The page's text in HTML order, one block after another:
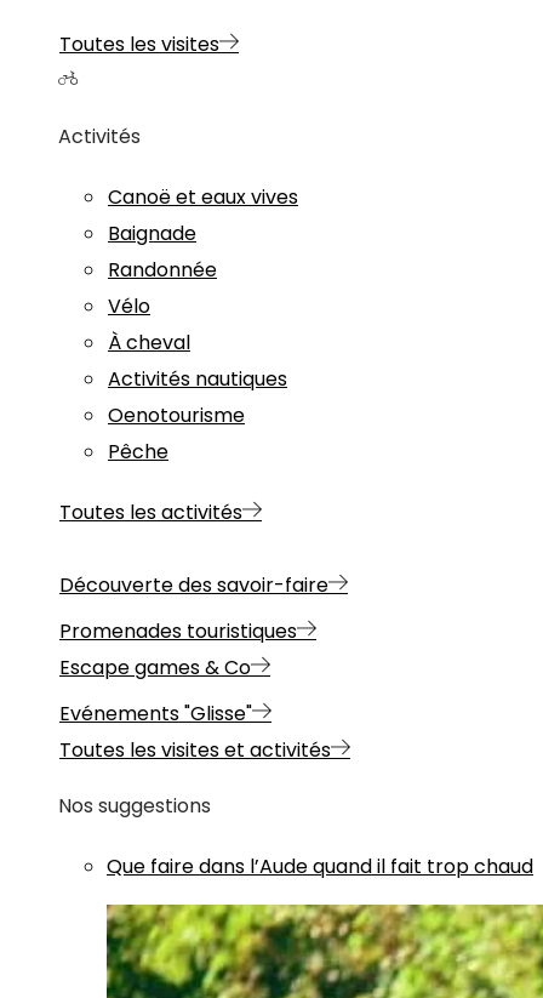
Toutes les visites
Activités
Canoë et eaux vives
Baignade
Randonnée
Vélo
À cheval
Activités nautiques
Oenotourisme
Pêche
Toutes les activités
Découverte des savoir-faire
Promenades touristiques
Escape games & Co
Evénements "Glisse"
Toutes les visites et activités
Nos suggestions
Que faire dans l’Aude quand il fait trop chaud